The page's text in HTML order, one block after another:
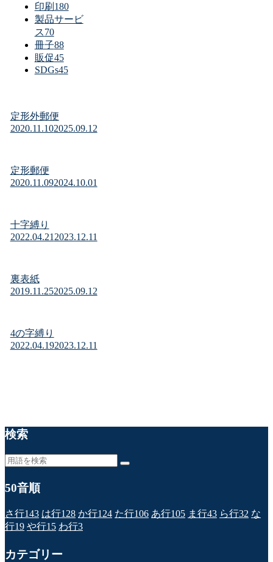
印刷 180
製品サービ
ス70
冊子88
販促45
SDGs45
定形外郵便
2020.11.102025.09.12
定形郵便
2020.11.092024.10.01
十字縛り
2022.04.21 2023.12.11
裏表紙
2019.11.252025.09.12
4の字縛り
2022.04.192023.12.11
検索
50音順
さ行143 は行128 か行124 た行106 あ行105 ま行43 ら行32 な
行19 や行15 わ行3
カテゴリー